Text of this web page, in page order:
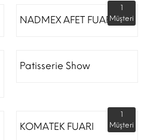
NADMEX AFET FUARI
1
Müşteri
Patisserie Show
KOMATEK FUARI
1
Müşteri